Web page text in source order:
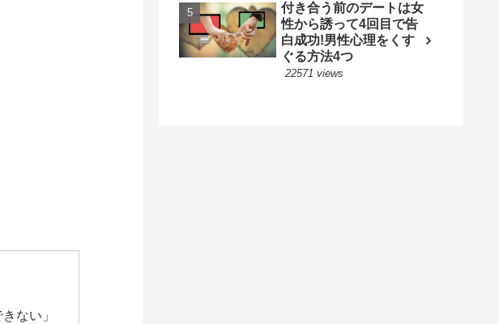
ない」
付き合う前のデートは女
性から誘って4回目で告
白成功!男性心理をくす
ぐる方法4つ
22571 views